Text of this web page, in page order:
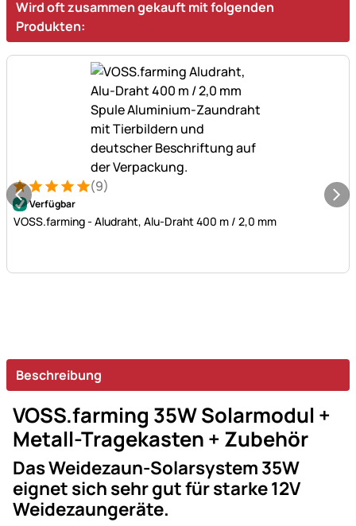
Wird oft zusammen gekauft mit folgenden
Produkten:
Bewertung: 5 von 5 (9 Bewertungen)
9 Bewertungen
(9)
Verfügbar
VOSS.farming - Aludraht, Alu-Draht 400 m / 2,0 mm
Beschreibung
VOSS.farming 35W Solarmodul +
Metall-Tragekasten + Zubehör
Das Weidezaun-Solarsystem 35W
eignet sich sehr gut für starke 12V
Weidezaungeräte.